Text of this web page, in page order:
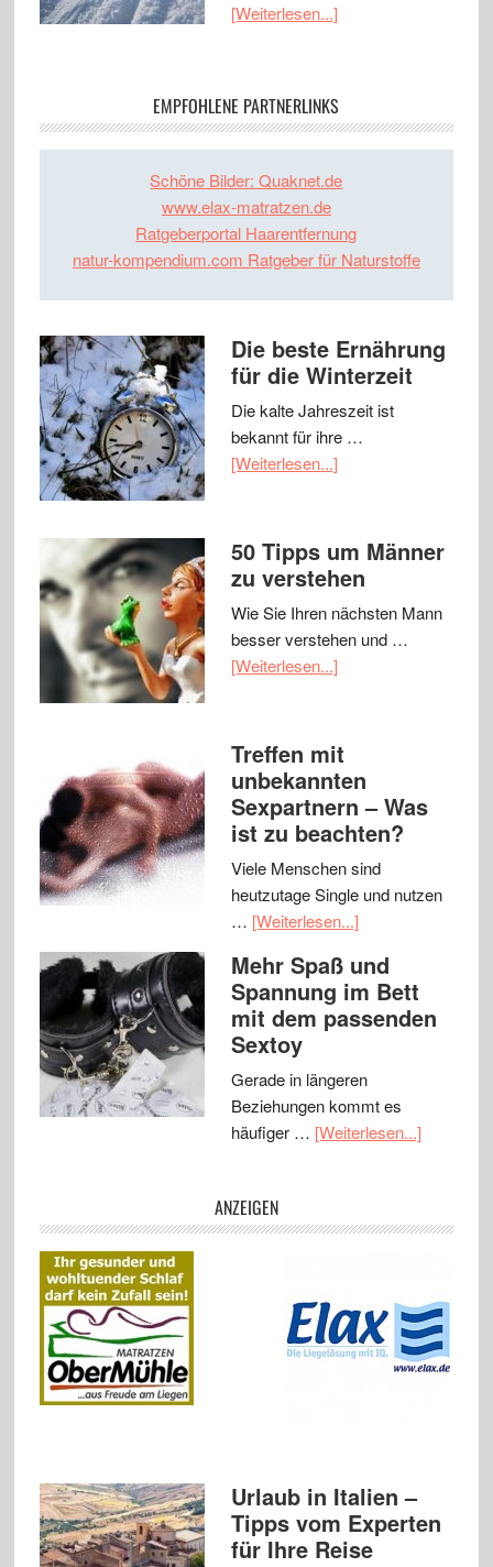
[Weiterlesen...]
EMPFOHLENE PARTNERLINKS
Schöne Bilder: Quaknet.de
www.elax-matratzen.de
Ratgeberportal Haarentfernung
natur-kompendium.com Ratgeber für Naturstoffe
Die beste Ernährung
für die Winterzeit
Die kalte Jahreszeit ist
bekannt für ihre …
[Weiterlesen...]
50 Tipps um Männer
zu verstehen
Wie Sie Ihren nächsten Mann
besser verstehen und …
[Weiterlesen...]
Treffen mit
unbekannten
Sexpartnern – Was
ist zu beachten?
Viele Menschen sind
heutzutage Single und nutzen
… [Weiterlesen...]
Mehr Spaß und
Spannung im Bett
mit dem passenden
Sextoy
Gerade in längeren
Beziehungen kommt es
häufiger … [Weiterlesen...]
ANZEIGEN
Urlaub in Italien –
Tipps vom Experten
für Ihre Reise